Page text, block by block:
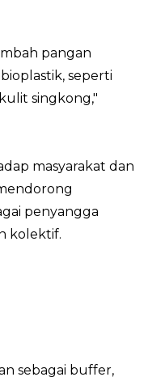
pangan
seperti
singkong,"
masyarakat dan
penyangga
kolektif.
sebagai buffer,